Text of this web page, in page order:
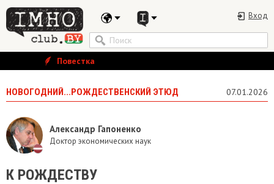
Вход
Повестка
НОВОГОДНИЙ...РОЖДЕСТВЕНСКИЙ ЭТЮД 07.01.2026
Александр Гапоненко
Доктор экономических наук
К РОЖДЕСТВУ